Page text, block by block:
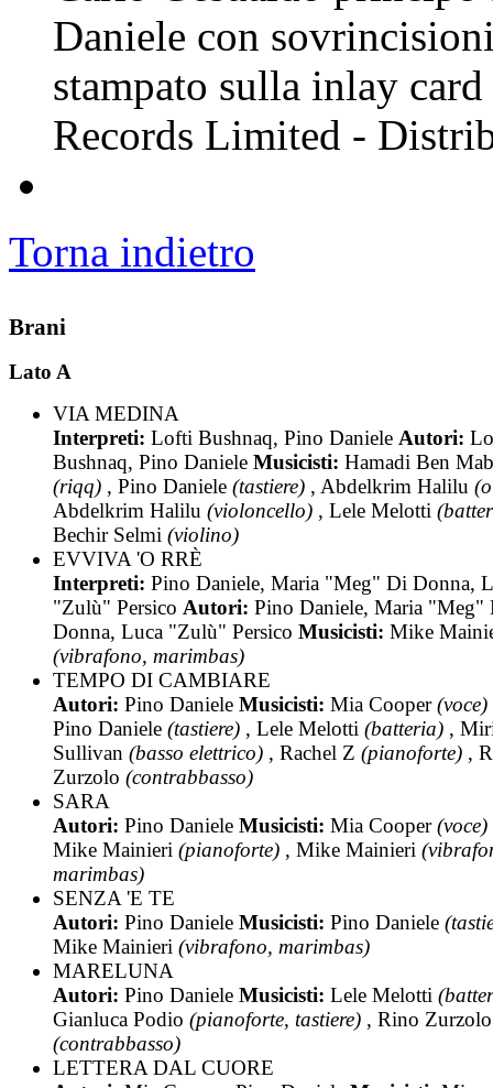
Daniele con
stampato sulla inlay
Records Limited -
Torna indietro
Brani
Lato A
VIA MEDINA
Interpreti: Lofti Bushnaq, Pino Daniele Autori:
Bushnaq, Pino Daniele Musicisti: Hamadi Ben
(riqq) , Pino Daniele (tastiere) , Abdelkrim Halilu
Abdelkrim Halilu (violoncello) , Lele Melotti
Bechir Selmi (violino)
EVVIVA 'O RRÈ
Interpreti: Pino Daniele, Maria "Meg" Di Donna,
"Zulù" Persico Autori: Pino Daniele, Maria "Meg"
Donna, Luca "Zulù" Persico Musicisti: Mike
(vibrafono, marimbas)
TEMPO DI CAMBIARE
Autori: Pino Daniele Musicisti: Mia Cooper(voce)
Pino Daniele (tastiere) , Lele Melotti (batteria) ,
Sullivan (basso elettrico) , Rachel Z (pianoforte) ,
Zurzolo (contrabbasso)
SARA
Autori: Pino Daniele Musicisti: Mia Cooper(voce)
Mike Mainieri (pianoforte) , Mike Mainieri
marimbas)
SENZA 'E TE
Autori: Pino Daniele Musicisti: Pino Daniele
Mike Mainieri (vibrafono, marimbas)
MARELUNA
Autori: Pino Daniele Musicisti: Lele Melotti
Gianluca Podio (pianoforte, tastiere) , Rino Zurzolo
(contrabbasso)
LETTERA DAL CUORE